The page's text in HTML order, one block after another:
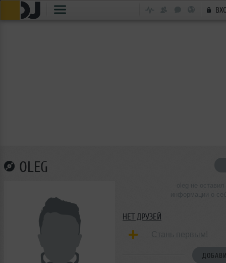
OLEG
НЕТ ДРУЗЕЙ